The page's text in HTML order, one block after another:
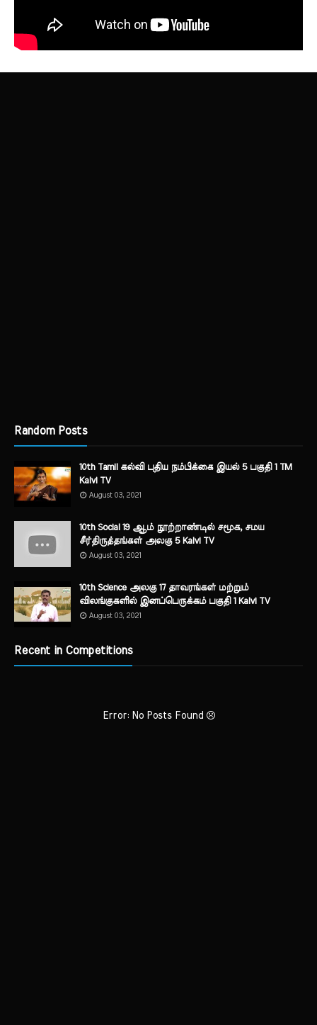
Random Posts
10th Tamil கல்வி புதிய நம்பிக்கை இயல் 5 பகுதி 1 TM
Kalvi TV
August 03, 2021
10th Social 19 ஆம் நூற்றாண்டில் சமூக, சமய
சீர்திருத்தங்கள் அலகு 5 Kalvi TV
August 03, 2021
10th Science அலகு 17 தாவரங்கள் மற்றும்
விலங்குகளில் இனப்பெருக்கம் பகுதி 1 Kalvi TV
August 03, 2021
Recent in Competitions
Error: No Posts Found